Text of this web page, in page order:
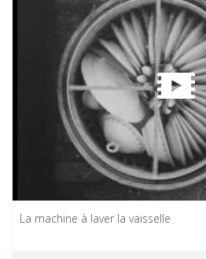
La machine à laver la vaisselle